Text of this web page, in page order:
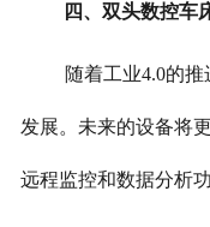
四、双头数控车
随着工业4.0的
发展。未来的设备将
远程监控和数据分析功